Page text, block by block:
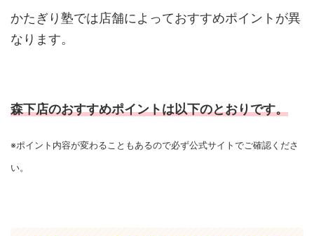
かたぎり塾では店舗によっておすすめポイントが異
なります。
森下店のおすすめポイントは以下のとおりです。
※ポイント内容が変わることもあるので必ず公式サイトでご確認くださ
い。